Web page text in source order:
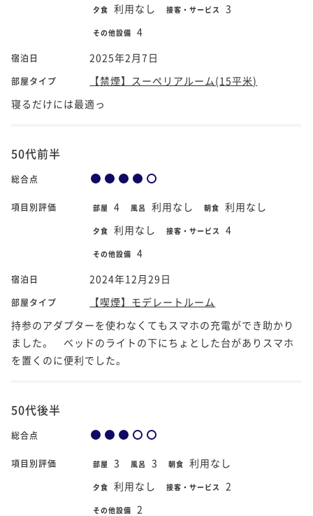
夕食 利用なし 接客・サービス 3
その他設備 4
宿泊日 2025年2月7日
部屋タイプ
【禁煙】スーペリアルーム(15平米)
寝るだけには最適っ
50代前半
総合点
項目別評価 部屋 4 風呂 利用なし 朝食 利用なし
夕食 利用なし 接客・サービス 4
その他設備 4
宿泊日 2024年12月29日
部屋タイプ
【喫煙】モデレートルーム
持参のアダプターを使わなくてもスマホの充電ができ助かり
ました。 ベッドのライトの下にちょとした台がありスマホ
を置くのに便利でした。
50代後半
総合点
項目別評価 部屋 3 風呂 3 朝食 利用なし
夕食 利用なし 接客・サービス 2
その他設備 2